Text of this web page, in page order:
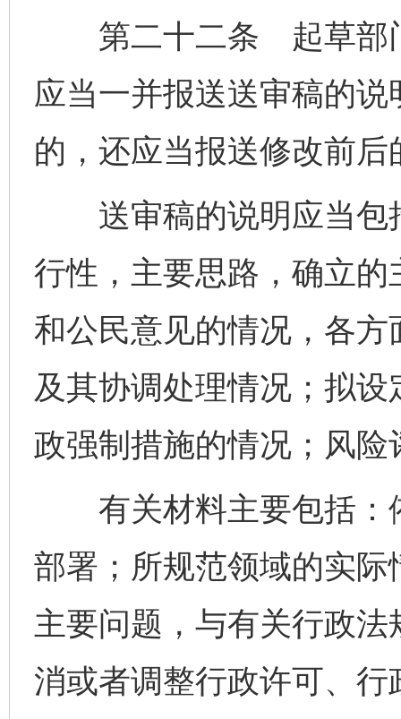
第二十二条 起草部门
应当一并报送送审稿的
的，还应当报送修改前后
送审稿的说明应当包
行性，主要思路，确立
和公民意见的情况，各
及其协调处理情况；拟
政强制措施的情况；风
有关材料主要包括：
部署；所规范领域的实
主要问题，与有关行政
消或者调整行政许可、